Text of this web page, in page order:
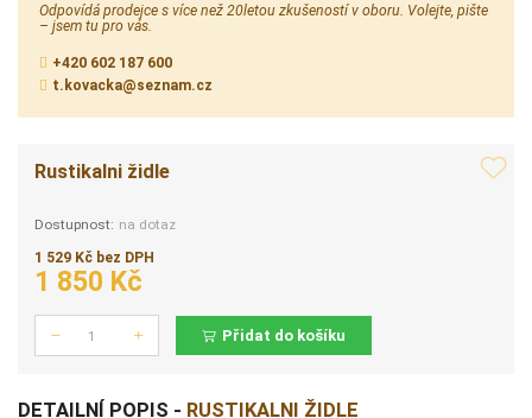
Odpovídá prodejce s více než 20letou zkušeností v oboru. Volejte, pište
– jsem tu pro vás.
+420 602 187 600
t.kovacka@seznam.cz
Rustikalni židle
Dostupnost: na dotaz
1 529 Kč bez DPH
1 850 Kč
Přidat do košíku
DETAILNÍ POPIS - RUSTIKALNI ŽIDLE